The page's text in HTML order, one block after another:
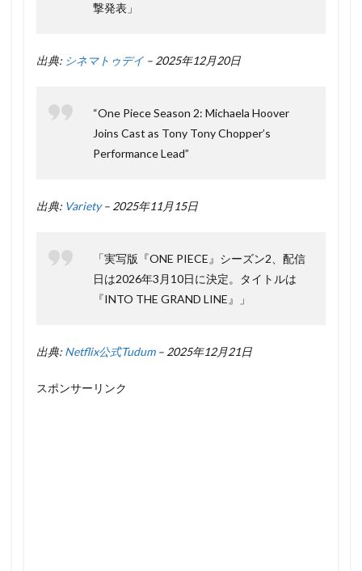
撃発表」
出典: シネマトゥデイ – 2025年12月20日
“One Piece Season 2: Michaela Hoover
Joins Cast as Tony Tony Chopper’s
Performance Lead”
出典: Variety– 2025年11月15日
「実写版『ONE PIECE』シーズン2、配信
日は2026年3月10日に決定。タイトルは
『INTO THE GRAND LINE』」
出典: Netflix公式Tudum– 2025年12月21日
スポンサーリンク